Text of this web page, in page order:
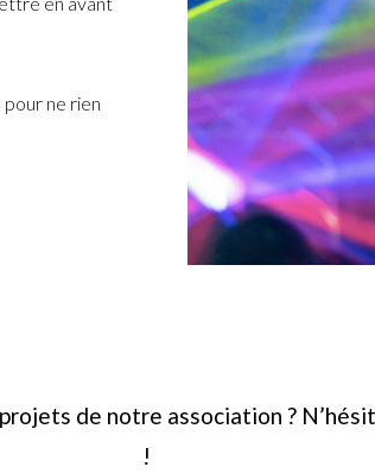
pour ne rien
de notre association ?
!